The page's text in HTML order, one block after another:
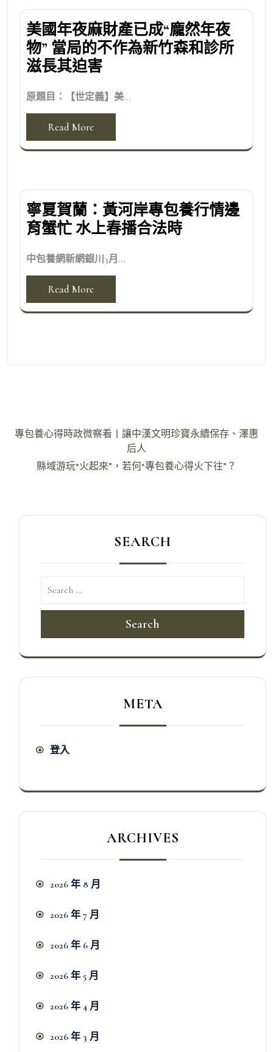
美國年夜麻財產已成“龐然年夜
物” 當局的不作為新竹森和診所
滋長其迫害
原題目：【世定義】美...
Read More
寧夏賀蘭：黃河岸專包養行情邊
育蟹忙 水上春播合法時
中包養網新網銀川3月...
Read More
文
專包養心得時政微察看丨讓中漢文明珍寶永續保存、澤惠
后人
縣域游玩“火起來”，若何“專包養心得火下往”？
SEARCH
Search
META
登入
ARCHIVES
2026 年 8 月
2026 年 7 月
2026 年 6 月
2026 年 5 月
2026 年 4 月
2026 年 3 月